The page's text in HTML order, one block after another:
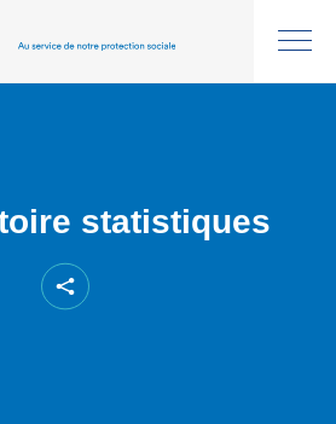
statistiques